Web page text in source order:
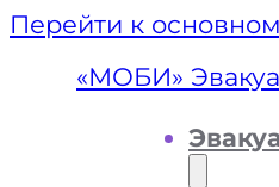
Перейти к
«МОБИ»